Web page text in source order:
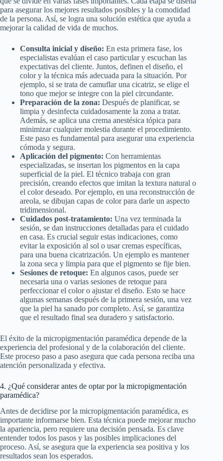
para asegurar los mejores resultados posibles y la comodidad
de la persona. Así, se logra una solución estética que ayuda a
mejorar la calidad de vida de muchos.
Consulta inicial y diseño: En esta primera fase, los
especialistas evalúan el caso particular y escuchan las
expectativas del cliente. Juntos, definen el diseño, el
color y la técnica más adecuada para la situación. Por
ejemplo, si se trata de camuflar una cicatriz, se elige el
tono que mejor se integre con la piel circundante.
Preparación de la zona: Después de planificar, se
limpia y desinfecta cuidadosamente la zona a tratar.
Además, se aplica una crema anestésica tópica para
minimizar cualquier molestia durante el procedimiento.
Este paso es fundamental para asegurar una experiencia
cómoda y segura.
Aplicación del pigmento: Con herramientas
especializadas, se insertan los pigmentos en la capa
superficial de la piel. El técnico trabaja con gran
precisión, creando efectos que imitan la textura natural o
el color deseado. Por ejemplo, en una reconstrucción de
areola, se dibujan capas de color para darle un aspecto
tridimensional.
Cuidados post-tratamiento: Una vez terminada la
sesión, se dan instrucciones detalladas para el cuidado
en casa. Es crucial seguir estas indicaciones, como
evitar la exposición al sol o usar cremas específicas,
para una buena cicatrización. Un ejemplo es mantener
la zona seca y limpia para que el pigmento se fije bien.
Sesiones de retoque: En algunos casos, puede ser
necesaria una o varias sesiones de retoque para
perfeccionar el color o ajustar el diseño. Esto se hace
algunas semanas después de la primera sesión, una vez
que la piel ha sanado por completo. Así, se garantiza
que el resultado final sea duradero y satisfactorio.
El éxito de la micropigmentación paramédica depende de la
experiencia del profesional y de la colaboración del cliente.
Este proceso paso a paso asegura que cada persona reciba una
atención personalizada y efectiva.
4. ¿Qué considerar antes de optar por la micropigmentación
paramédica?
Antes de decidirse por la micropigmentación paramédica, es
importante informarse bien. Esta técnica puede mejorar mucho
la apariencia, pero requiere una decisión pensada. Es clave
entender todos los pasos y las posibles implicaciones del
proceso. Así, se asegura que la experiencia sea positiva y los
resultados sean los esperados.